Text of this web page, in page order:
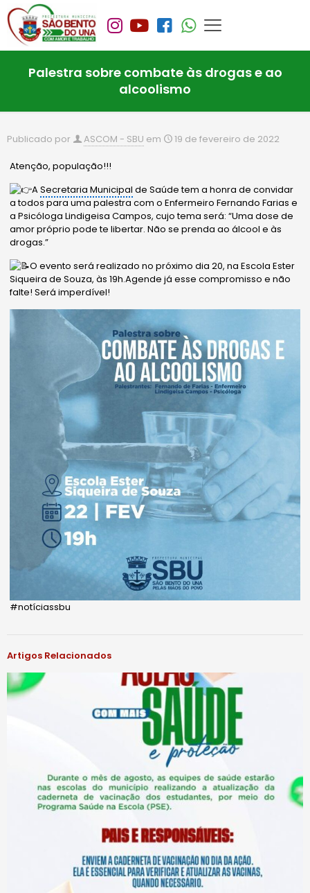
Palestra sobre combate às drogas e ao
alcoolismo
Publicado por ASCOM - SBU em 19 de fevereiro de 2022
Atenção, população!!!
ASecretaria Municipal de Saúde tem a honra de convidar
a todos para uma palestra com o Enfermeiro Fernando Farias e
a Psicóloga Lindigeisa Campos, cujo tema será: “Uma dose de
amor próprio pode te libertar. Não se prenda ao álcool e às
drogas.”
O evento será realizado no próximo dia 20, na Escola Ester
Siqueira de Souza, às 19h.Agende já esse compromisso e não
falte! Será imperdível!
#notíciassbu
Artigos Relacionados